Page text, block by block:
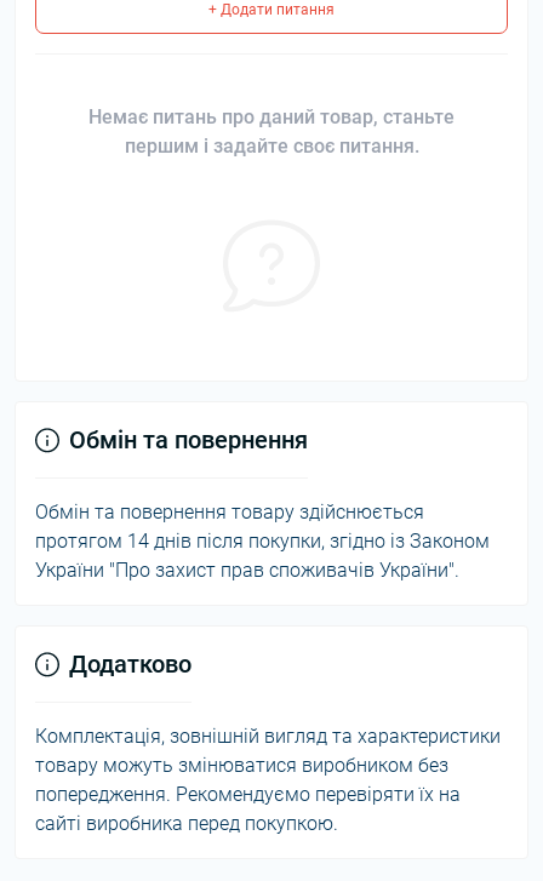
+ Додати питання
Немає питань про даний товар, станьте
першим і задайте своє питання.
Обмін та повернення
Обмін та повернення товару здійснюється
протягом 14 днів після покупки, згідно із Законом
України "Про захист прав споживачів України".
Додатково
Комплектація, зовнішній вигляд та характеристики
товару можуть змінюватися виробником без
попередження. Рекомендуємо перевіряти їх на
сайті виробника перед покупкою.